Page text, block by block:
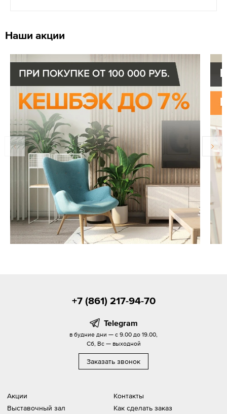
Наши акции
Акции
Выставочный зал
Контакты
Как сделать заказ
+7 (861) 217-94-70
Telegram
в будние дни — с 9.00 до 19.00,
Сб, Вс — выходной
Заказать звонок